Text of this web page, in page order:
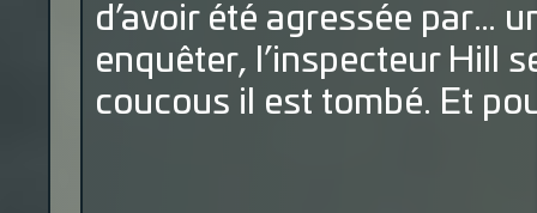
d’avoir été agressée par…
enquêter, l’inspecteur Hill
coucous il est tombé. Et